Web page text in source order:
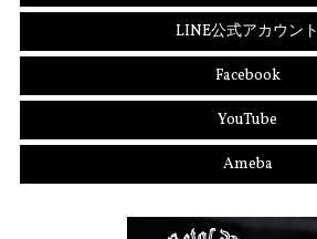
LINE公式アカウント
Facebook
YouTube
Ameba